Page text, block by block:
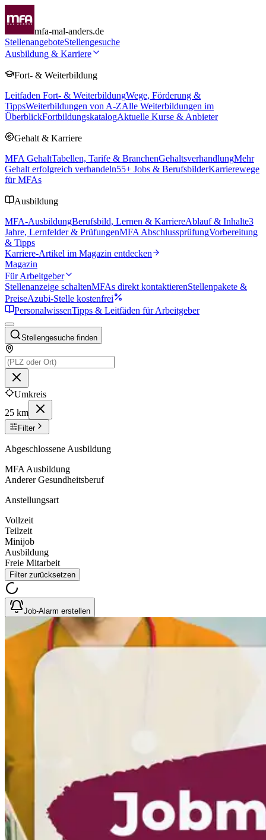
mfa-mal-anders.de
StellenangeboteStellengesuche
Ausbildung & Karriere
Fort- & Weiterbildung
Leitfaden Fort- & WeiterbildungWege, Förderung &
TippsWeiterbildungen von A-ZAlle Weiterbildungen im
ÜberblickFortbildungskatalogAktuelle Kurse & Anbieter
Gehalt & Karriere
MFA GehaltTabellen, Tarife & BranchenGehaltsverhandlungMehr
Gehalt erfolgreich verhandeln55+ Jobs & BerufsbilderKarrierewege
für MFAs
Ausbildung
MFA-AusbildungBerufsbild, Lernen & KarriereAblauf & Inhalte3
Jahre, Lernfelder & PrüfungenMFA AbschlussprüfungVorbereitung
& Tipps
Karriere-Artikel im Magazin entdecken
Magazin
Für Arbeitgeber
Stellenanzeige schaltenMFAs direkt kontaktierenStellenpakete &
PreiseAzubi-Stelle kostenfrei
PersonalwissenTipps & Leitfäden für Arbeitgeber
Stellengesuche finden
Umkreis
25 km
Filter
Abgeschlossene Ausbildung
MFA Ausbildung
Anderer Gesundheitsberuf
Anstellungsart
Vollzeit
Teilzeit
Minijob
Ausbildung
Freie Mitarbeit
Filter zurücksetzen
Job-Alarm erstellen